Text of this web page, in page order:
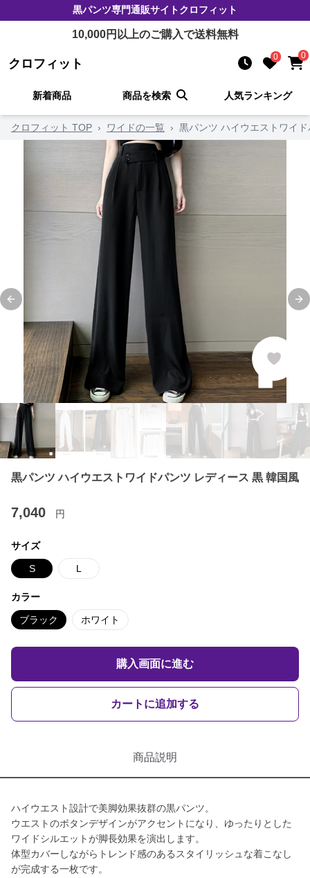
黒パンツ専門通販サイトクロフィット
10,000円以上のご購入で送料無料
クロフィット 0 0
新着商品 商品を検索 人気ランキング
クロフィット TOP › ワイドの一覧 › 黒パンツ ハイウエストワイ
Previous slide
黒パンツ ハイウエストワイドパンツ レディース 黒 韓国風
7,040 円
サイズ
S L
カラー
ブラック ホワイト
購入画面に進む
カートに追加する
商品説明
ハイウエスト設計で美脚効果抜群の黒パンツ。
ウエストのボタンデザインがアクセントになり、ゆったりとした
ワイドシルエットが脚長効果を演出します。
体型カバーしながらトレンド感のあるスタイリッシュな着こなし
が完成する一枚です。